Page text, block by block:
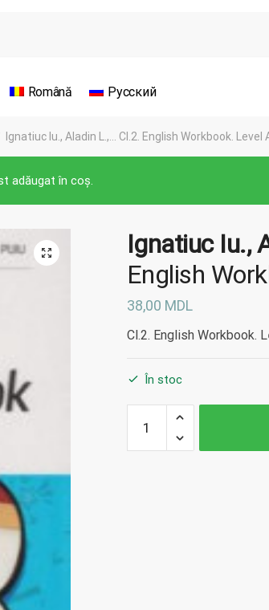
Română Русский
Ignatiuc Iu., Aladin L.,… Cl.2. English Workbook. Level
adăugat în coș.
Ignatiuc Iu.,
English
38,00 MDL
Cl.2. English Workbook.
În stoc
Cantitate
Ignatiuc
Iu., Aladin